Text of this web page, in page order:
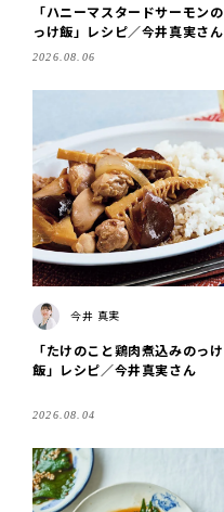
「ハニーマスタードサーモンの
っけ飯」レシピ／今井真実さん
2026.08.06
今井 真実
「たけのこと鶏肉煮込みのっけ
飯」レシピ／今井真実さん
2026.08.04